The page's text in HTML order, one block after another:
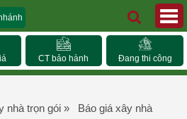
CT bảo hành Đang thi công
nhà trọn gói » Báo giá xây nhà